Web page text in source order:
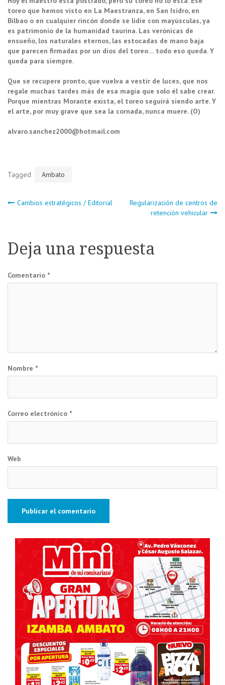
toreo que hemos visto en La Maestranza, en San Isidro, en
Bilbao o en cualquier rincón donde se lidie con mayúsculas, ya
es patrimonio de la humanidad taurina. Las verónicas de
ensueño, los naturales eternos, las estocadas de mano baja
que parecen firmadas por un dios del toreo… todo eso queda. Y
queda para siempre.
Que se recupere pronto, que vuelva a vestir de luces, que nos
regale muchas tardes más de esa magia que solo él sabe crear.
Porque mientras Morante exista, el toreo seguirá siendo arte. Y
el arte, por muy grave que sea la cornada, nunca muere. (O)
alvaro.sanchez2000@hotmail.com
Tagged Ambato
Navegación
entradas
Cambios estratégicos / Editorial
Regularización de centros de
retención vehicular
Deja una respuesta
Comentario *
Nombre *
Correo electrónico *
Web